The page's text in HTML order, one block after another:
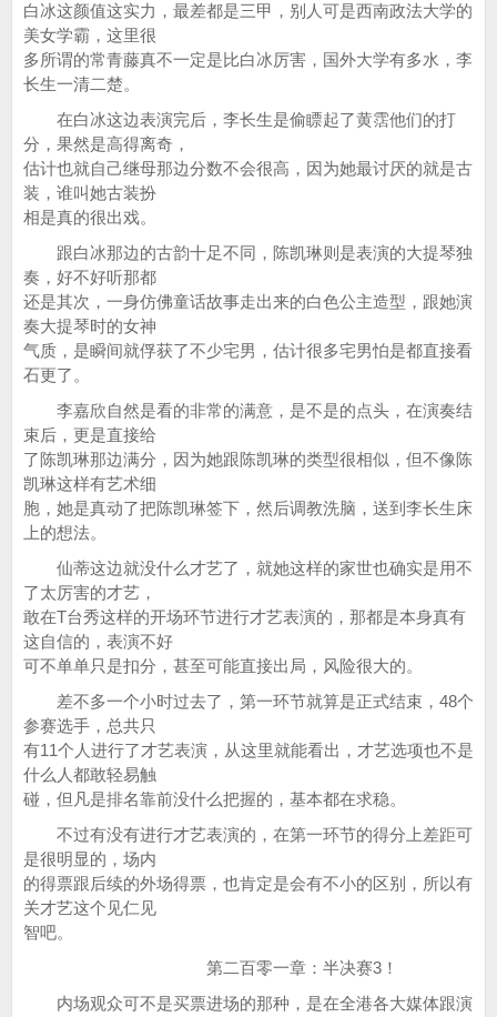
白冰这颜值这实力，最差都是三甲，别人可是西南政法大学的
美女学霸，这里很
多所谓的常青藤真不一定是比白冰厉害，国外大学有多水，李
长生一清二楚。
在白冰这边表演完后，李长生是偷瞟起了黄霑他们的打
分，果然是高得离奇，
估计也就自己继母那边分数不会很高，因为她最讨厌的就是古
装，谁叫她古装扮
相是真的很出戏。
跟白冰那边的古韵十足不同，陈凯琳则是表演的大提琴独
奏，好不好听那都
还是其次，一身仿佛童话故事走出来的白色公主造型，跟她演
奏大提琴时的女神
气质，是瞬间就俘获了不少宅男，估计很多宅男怕是都直接看
石更了。
李嘉欣自然是看的非常的满意，是不是的点头，在演奏结
束后，更是直接给
了陈凯琳那边满分，因为她跟陈凯琳的类型很相似，但不像陈
凯琳这样有艺术细
胞，她是真动了把陈凯琳签下，然后调教洗脑，送到李长生床
上的想法。
仙蒂这边就没什么才艺了，就她这样的家世也确实是用不
了太厉害的才艺，
敢在T台秀这样的开场环节进行才艺表演的，那都是本身真有
这自信的，表演不好
可不单单只是扣分，甚至可能直接出局，风险很大的。
差不多一个小时过去了，第一环节就算是正式结束，48个
参赛选手，总共只
有11个人进行了才艺表演，从这里就能看出，才艺选项也不是
什么人都敢轻易触
碰，但凡是排名靠前没什么把握的，基本都在求稳。
不过有没有进行才艺表演的，在第一环节的得分上差距可
是很明显的，场内
的得票跟后续的外场得票，也肯定是会有不小的区别，所以有
关才艺这个见仁见
智吧。
第二百零一章：半决赛3！
内场观众可不是买票进场的那种，是在全港各大媒体跟演